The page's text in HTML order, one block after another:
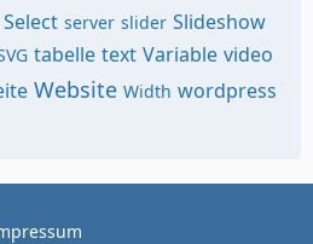
Select server slider Slideshow
tabelle text Variable video
Website Width wordpress